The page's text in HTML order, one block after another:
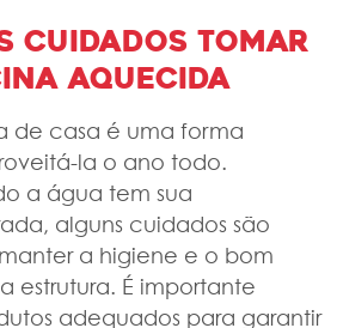
cuidados tomar
aquecida
de casa é uma forma
la o ano todo.
a água tem sua
alguns cuidados são
a higiene e o bom
estrutura. É importante
adequados para garantir